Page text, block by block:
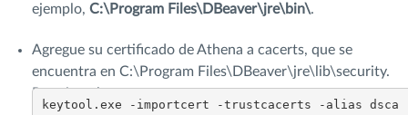
ejemplo, C:\Program Files\DBeaver\jre\bin\.
Agregue su certificado de Athena a cacerts, que se
encuentra en C:\Program Files\DBeaver\jre\lib\security.
Por ejemplo:
keytool.exe -importcert -trustcacerts -alias